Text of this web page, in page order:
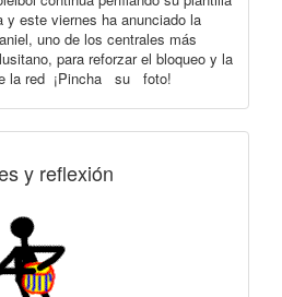
y este viernes ha anunciado la
uno de los centrales más
para reforzar el bloqueo y la
la red ¡Pincha su foto!
y reflexión